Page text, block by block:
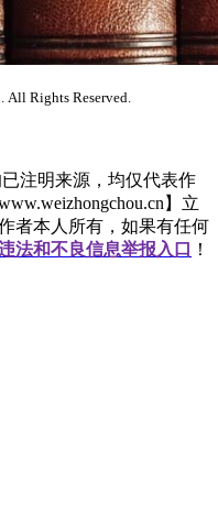
All Rights Reserved.
注明来源，均仅代表作
】立
者本人所有，如果有任何
法和不良信息举报入口
！